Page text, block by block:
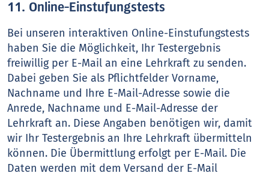
11. Online-Einstufungstests
Bei unseren interaktiven Online-Einstufungstests
haben Sie die Möglichkeit, Ihr Testergebnis
freiwillig per E-Mail an eine Lehrkraft zu senden.
Dabei geben Sie als Pflichtfelder Vorname,
Nachname und Ihre E-Mail-Adresse sowie die
Anrede, Nachname und E-Mail-Adresse der
Lehrkraft an. Diese Angaben benötigen wir, damit
wir Ihr Testergebnis an Ihre Lehrkraft übermitteln
können. Die Übermittlung erfolgt per E-Mail. Die
Daten werden mit dem Versand der E-Mail